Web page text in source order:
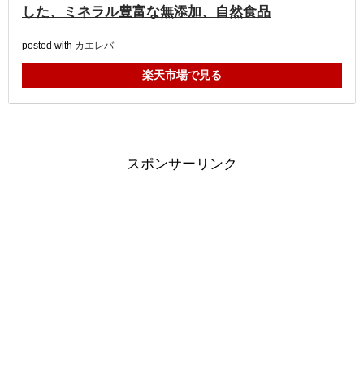
した、ミネラル豊富な無添加、自然食品
posted with カエレバ
楽天市場で見る
スポンサーリンク